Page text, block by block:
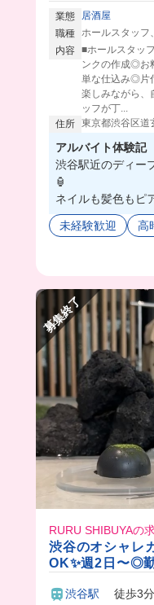
業態
居酒屋
職種 ホールスタッフ
内容 ■ホールスタッ
ンクの作成◎お
単な仕込み◎片
楽しみながら、
ッフが丁...
住所 東京都渋谷区道
アルバイト体験記
渋谷駅近のディー
🏮
ネイルも髪色もピ
んでもOK◎
しかも店長さんも
未経験歓迎 高
募集終了
RURU SHIBUYAの
渋谷のオシャレ
OK✨週2日〜◎
渋谷駅 徒歩3分